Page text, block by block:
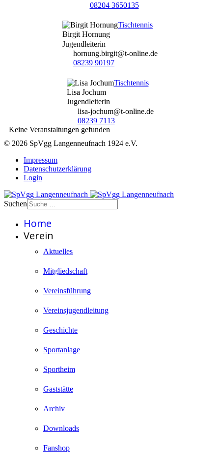
08204 3650135
Tischtennis
Birgit Hornung
Jugendleiterin
hornung.birgit@t-online.de
08239 90197
Tischtennis
Lisa Jochum
Jugendleiterin
lisa-jochum@t-online.de
08239 7113
Keine Veranstaltungen gefunden
© 2026 SpVgg Langenneufnach 1924 e.V.
Impressum
Datenschutzerklärung
Login
Suchen
Home
Verein
Aktuelles
Mitgliedschaft
Vereinsführung
Vereinsjugendleitung
Geschichte
Sportanlage
Sportheim
Gaststätte
Archiv
Downloads
Fanshop